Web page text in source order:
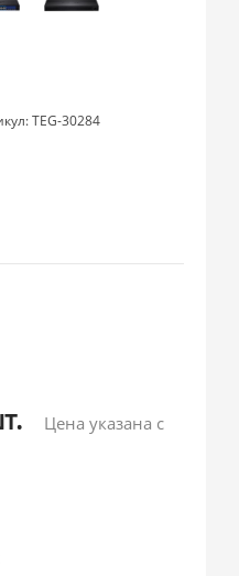
TEG-30284
Цена указана с